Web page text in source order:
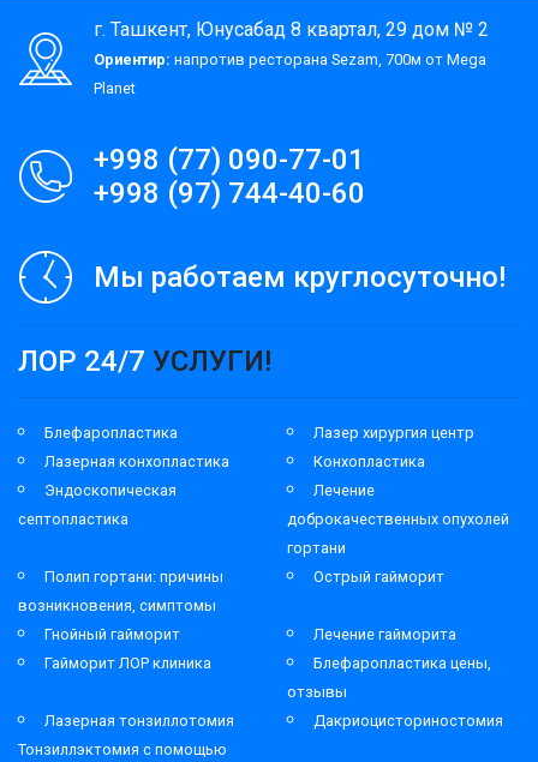
г. Ташкент, Юнусабад 8 квартал, 29 дом № 2
Ориентир: напротив ресторана Sezam, 700м от Mega
Planet
+998 (77) 090-77-01
+998 (97) 744-40-60
Мы работаем круглосуточно!
ЛОР 24/7 УСЛУГИ!
Блефаропластика
Лазер хирургия центр
Лазерная конхопластика
Конхопластика
Эндоскопическая
септопластика
Лечение
доброкачественных опухолей
гортани
Полип гортани: причины
возникновения, симптомы
Острый гайморит
Гнойный гайморит
Лечение гайморита
Гайморит ЛОР клиника
Блефаропластика цены,
отзывы
Лазерная тонзиллотомия
Тонзиллэктомия с помощью
Дакриоцисториностомия